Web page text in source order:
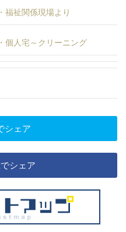
祉関係現場より
個人宅～クリーニング
シェア
シェア